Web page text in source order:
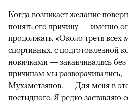
Когда возникает желание
понять его причину — именно
продолжать. «Около трети
спортивных, с подготовленной
новичками — заканчивались
причинам мы разворачивались,
Мухаметзянов. — Для меня в
постыдного. Я редко заставляю